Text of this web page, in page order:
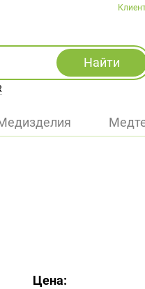
Найти
Избранное
Войти
Цена: